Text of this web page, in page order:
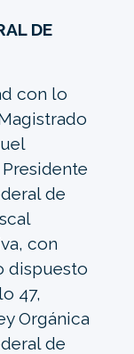
DE
con lo
de
con
dispuesto
47,
Orgánica
de